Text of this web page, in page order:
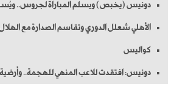
دونيس (يخبص) ويسلم المباراة لجروس..
الأهلي شعلل الدوري وتقاسم الصدارة مع
كواليس
دونيس: افتقدت للاعب المنهي للهجمة..